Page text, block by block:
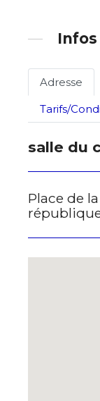
Prénom
Statut /
Nom
Prénom
Statut /
J'accepte les
Adresse
Tarifs/
salle du
Place de